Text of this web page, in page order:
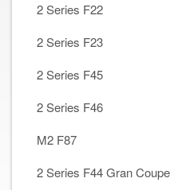
2 Series F22
2 Series F23
2 Series F45
2 Series F46
M2 F87
2 Series F44 Gran Coupe